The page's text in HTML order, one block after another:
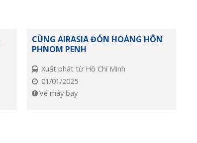
CÙNG AIRASIA ĐÓN HOÀNG HÔN
PHNOM PENH
Xuất phát từ Hồ Chí Minh
01/01/2025
Vé máy bay